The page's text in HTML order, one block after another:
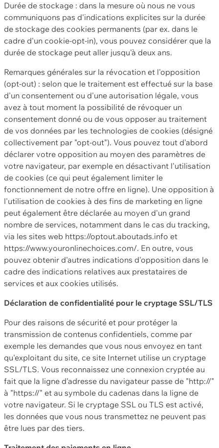
Durée de stockage : dans la mesure où nous ne vous
communiquons pas d'indications explicites sur la durée
de stockage des cookies permanents (par ex. dans le
cadre d'un cookie-opt-in), vous pouvez considérer que la
durée de stockage peut aller jusqu'à deux ans.
Remarques générales sur la révocation et l'opposition
(opt-out) : selon que le traitement est effectué sur la base
d'un consentement ou d'une autorisation légale, vous
avez à tout moment la possibilité de révoquer un
consentement donné ou de vous opposer au traitement
de vos données par les technologies de cookies (désigné
collectivement par "opt-out"). Vous pouvez tout d'abord
déclarer votre opposition au moyen des paramètres de
votre navigateur, par exemple en désactivant l'utilisation
de cookies (ce qui peut également limiter le
fonctionnement de notre offre en ligne). Une opposition à
l'utilisation de cookies à des fins de marketing en ligne
peut également être déclarée au moyen d'un grand
nombre de services, notamment dans le cas du tracking,
via les sites web https://optout.aboutads.info et
https://www.youronlinechoices.com/. En outre, vous
pouvez obtenir d'autres indications d'opposition dans le
cadre des indications relatives aux prestataires de
services et aux cookies utilisés.
Déclaration de confidentialité pour le cryptage SSL/TLS
Pour des raisons de sécurité et pour protéger la
transmission de contenus confidentiels, comme par
exemple les demandes que vous nous envoyez en tant
qu'exploitant du site, ce site Internet utilise un cryptage
SSL/TLS. Vous reconnaissez une connexion cryptée au
fait que la ligne d'adresse du navigateur passe de "http://"
à "https://" et au symbole du cadenas dans la ligne de
votre navigateur. Si le cryptage SSL ou TLS est activé,
les données que vous nous transmettez ne peuvent pas
être lues par des tiers.